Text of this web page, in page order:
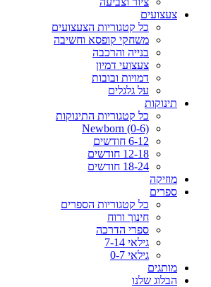
צעצועים
כל קטגוריות הצעצועים
משחקי קופסא וחשיבה
בנייה והרכבה
צעצועי דמיון
דמויות ובובות
על גלגלים
תינוקות
כל קטגוריות התינוקות
Newborn (0-6)
6-12 חודשים
12-18 חודשים
18-24 חודשים
מוזיקה
ספרים
כל קטגוריות הספרים
חינוך ורוח
ספרי הדרכה
גילאי 7-14
גילאי 0-7
מותגים
הבלוג שלנו